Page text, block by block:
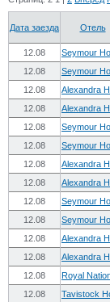
Дата заезда Отель
12.08 Seymour
12.08
Seymour
12.08
Alexandra
12.08
Alexandra
12.08
Seymour
12.08
Seymour
12.08
Alexandra
12.08
Alexandra
12.08
Seymour
12.08
Seymour
12.08
Alexandra
12.08
Alexandra
12.08
Royal
12.08
Tavistock